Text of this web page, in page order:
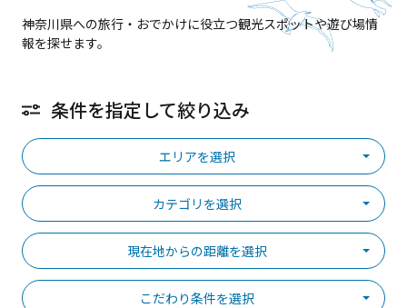
神奈川県への旅行・おでかけに役立つ観光スポットや遊び場情
報を探せます。
条件を指定して絞り込み
エリアを選択
カテゴリを選択
現在地からの距離を選択
こだわり条件を選択